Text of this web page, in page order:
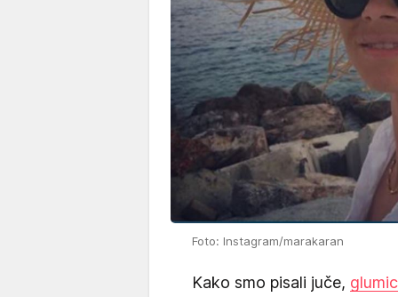
Foto: Instagram/marakaran
Kako smo pisali juče,